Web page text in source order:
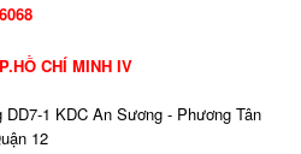
CHÍ MINH IV
1 KDC An Sương - Phương Tân
12